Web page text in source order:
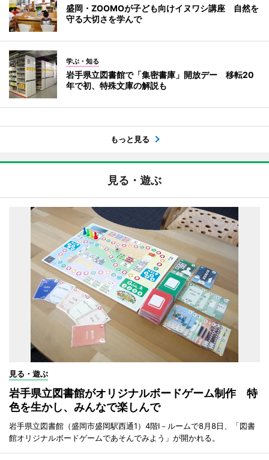
盛岡・ZOOMOが子ども向けイヌワシ講座 自然を
守る大切さを学んで
学ぶ・知る
岩手県立図書館で「集密書庫」開放デー 移転20
年で初、特殊文庫の解説も
もっと見る
見る・遊ぶ
見る・遊ぶ
岩手県立図書館がオリジナルボードゲーム制作 特
色を生かし、みんなで楽しんで
岩手県立図書館（盛岡市盛岡駅西通1）4階I－ルームで8月8日、「図書
館オリジナルボードゲームであそんでみよう」が開かれる。